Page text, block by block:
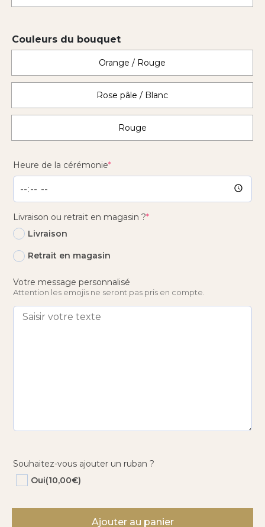
Couleurs du bouquet
Orange / Rouge
Rose pâle / Blanc
Rouge
Heure de la cérémonie*(required)
Livraison ou retrait en magasin ?*(required)
Livraison
Retrait en magasin
Votre message personnalisé
Attention les emojis ne seront pas pris en compte.
Souhaitez-vous ajouter un ruban ?
Oui(10,00€)
quantité
Ajouter au panier